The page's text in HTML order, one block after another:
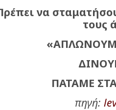
να
τους
ΠΑΤΑΜΕ
πηγή: